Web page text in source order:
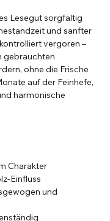
Lesegut sorgfältig
und sanfter
vergoren –
gebrauchten
ohne die Frische
auf der Feinhefe,
harmonische
Charakter
Einfluss
und